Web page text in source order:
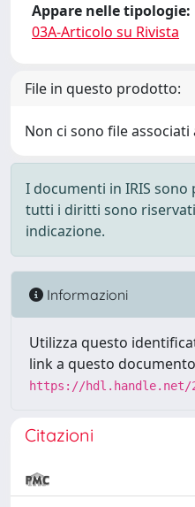
Appare nelle tipologie:
03A-Articolo su Rivista
File in questo prodotto:
Non ci sono file
I documenti in IRIS
tutti i diritti sono
indicazione.
Informazioni
Utilizza questo
link a questo
https://hdl.handle.net/
Citazioni